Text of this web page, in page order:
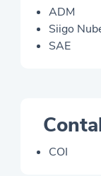
ADM
Siigo
SAE
COI